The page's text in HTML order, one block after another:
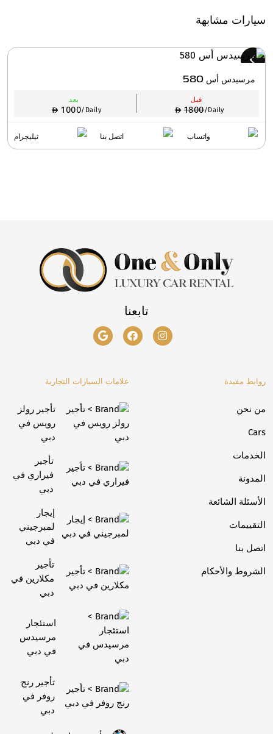
سيارات مشابهة
مرسيدس أس 580
قبل
1800/Daily
بعد
1000/Daily
واتساب اتصل بنا تيليجرام
تابعنا
روابط مفيدة
من نحن
Cars
الخدمات
المدونة
الأسئلة الشائعة
التقييمات
اتصل بنا
الشروط والأحكام
علامات السيارات التجارية
تأجير رولز
رويس في
دبي
تأجير
فيراري في
دبي
إيجار
لمبرجيني
في دبي
تأجير
مكلارين في
دبي
استئجار
مرسيدس
في دبي
تأجير رنج
روفر في
دبي